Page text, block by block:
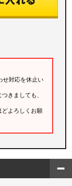
せ対応を休止い
きましても、
どよろしくお願